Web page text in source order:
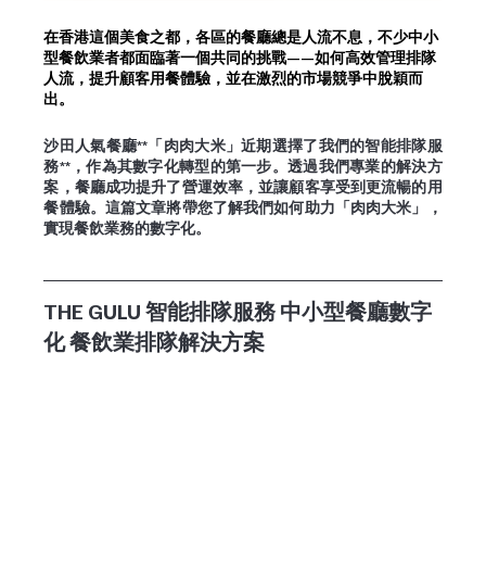
在香港這個美食之都，各區的餐廳總是人流不息，不少中小
型餐飲業者都面臨著一個共同的挑戰——如何高效管理排隊
人流，提升顧客用餐體驗，並在激烈的市場競爭中脫穎而
出。
沙田人氣餐廳**「肉肉大米」近期選擇了我們的智能排隊服
務**，作為其數字化轉型的第一步。透過我們專業的解決方
案，餐廳成功提升了營運效率，並讓顧客享受到更流暢的用
餐體驗。這篇文章將帶您了解我們如何助力「肉肉大米」，
實現餐飲業務的數字化。
THE GULU 智能排隊服務 中小型餐廳數字
化 餐飲業排隊解決方案